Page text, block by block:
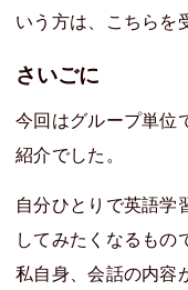
いう方は、こちらを
さいごに
今回はグループ単位
紹介でした。
自分ひとりで英語学
してみたくなるもの
私自身、会話の内容